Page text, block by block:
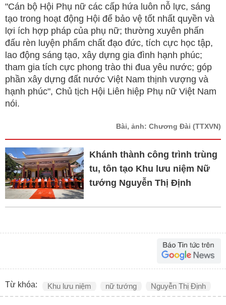
"Cán bộ Hội Phụ nữ các cấp hứa luôn nỗ lực, sáng
tạo trong hoạt động Hội để bảo vệ tốt nhất quyền và
lợi ích hợp pháp của phụ nữ; thường xuyên phấn
đấu rèn luyện phẩm chất đạo đức, tích cực học tập,
lao động sáng tạo, xây dựng gia đình hạnh phúc;
tham gia tích cực phong trào thi đua yêu nước; góp
phần xây dựng đất nước Việt Nam thịnh vượng và
hạnh phúc", Chủ tịch Hội Liên hiệp Phụ nữ Việt Nam
nói.
Bài, ảnh: Chương Đài (TTXVN)
Khánh thành công trình trùng
tu, tôn tạo Khu lưu niệm Nữ
tướng Nguyễn Thị Định
Từ khóa: Khu lưu niệm nữ tướng Nguyễn Thị Định